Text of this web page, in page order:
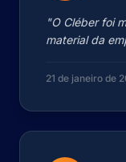
"O Cléber foi
material da
21 de janeiro de